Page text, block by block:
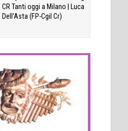
CR Tanti oggi a Milano | Luca
Dell’Asta (FP-Cgil Cr)